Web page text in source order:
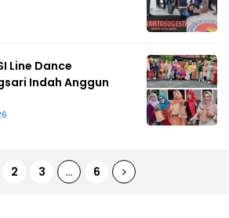
Line Dance
Indah Anggun
2 3 … 6